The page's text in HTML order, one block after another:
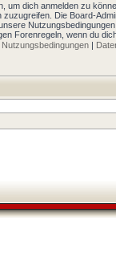
um dich anmelden zu
zuzugreifen. Die Board-
Forenregeln, wenn du
Nutzungsbedingungen|